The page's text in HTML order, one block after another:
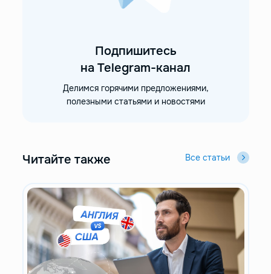
Подпишитесь
на Telegram-канал
Делимся горячими предложениями,
полезными статьями и новостями
Читайте также Все статьи